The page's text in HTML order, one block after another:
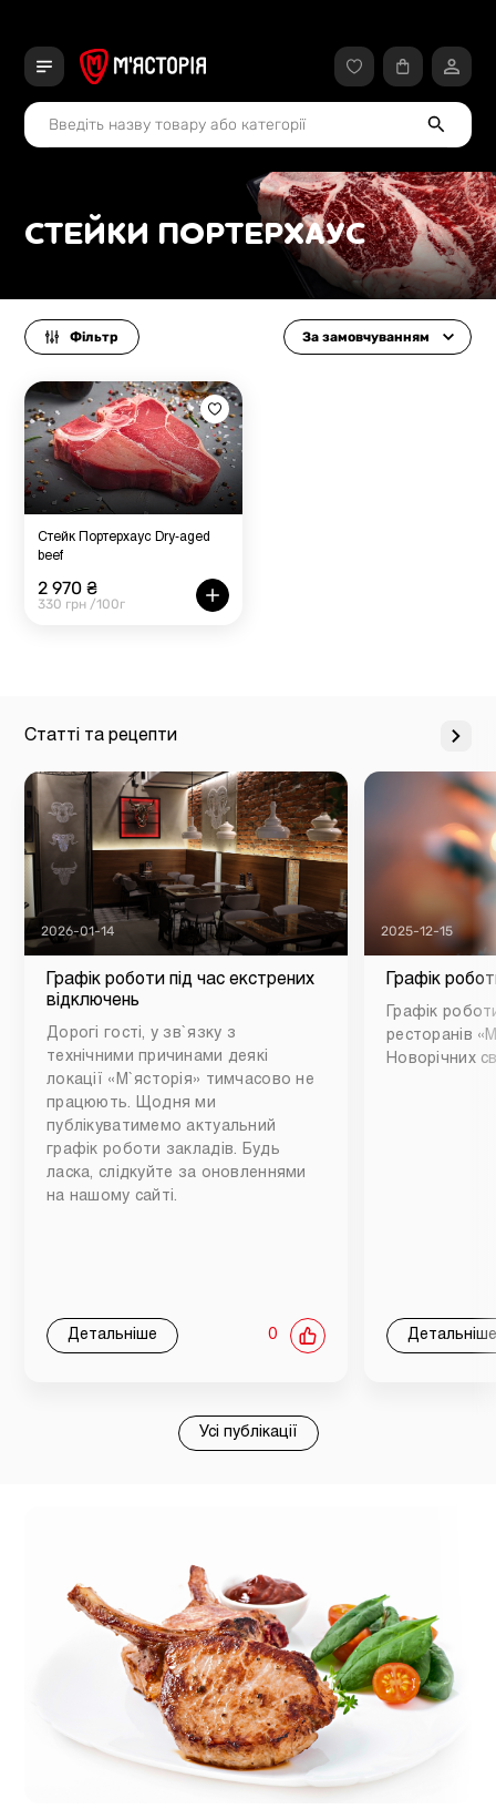
СТЕЙКИ ПОРТЕРХАУС
Фільтр За замовчуванням
Стейк Портерхаус Dry-aged
beef
2 970 ₴
330 грн /100г
Статті та рецепти
2026-01-14
Графік роботи під час екстрених
відключень
Дорогі гості, у зв`язку з
технічними причинами деякі
локації «М`ясторія» тимчасово не
працюють. Щодня ми
публікуватимемо актуальний
графік роботи закладів. Будь
ласка, слідкуйте за оновленнями
на нашому сайті.
Детальніше 0
2025-12-15
Графік
Графік
ресторанів
Новорічних
Детальніше
Усі публікації